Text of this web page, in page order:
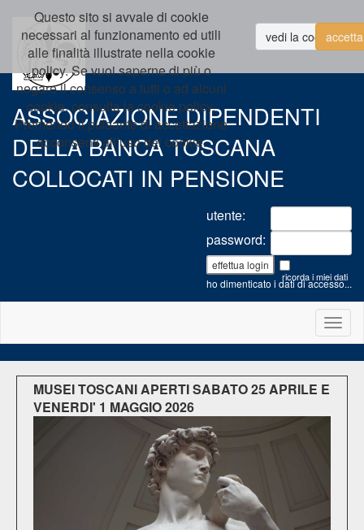
Questo sito si avvale di cookie
necessari al funzionamento ed utili
alle finalità illustrate nella cookie
policy. Se vuoi saperne di più o
negare il consenso a tutti o ad alcuni
cookie, consulta la cookie policy.
Premendo il pulsante di accettazione
acconsenti all’uso dei cookie.
ASSOCIAZIONE DIPENDENTI
DELLA BANCA TOSCANA
COLLOCATI IN PENSIONE
utente:
password:
ricorda i miei dati
ho dimenticato i dati di accesso...
MUSEI TOSCANI APERTI SABATO 25 APRILE E
VENERDI' 1 MAGGIO 2026